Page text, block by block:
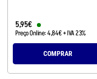
5,95€
Preço Online:4,84€+ IVA 23%
COMPRAR